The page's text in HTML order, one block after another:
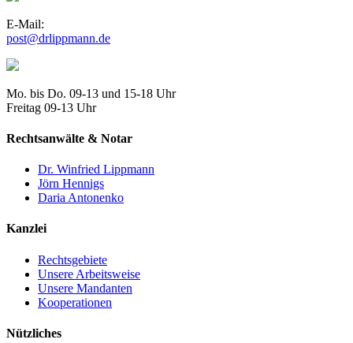
E-Mail:
post@drlippmann.de
Mo. bis Do. 09-13 und 15-18 Uhr
Freitag 09-13 Uhr
Rechtsanwälte & Notar
Dr. Winfried Lippmann
Jörn Hennigs
Daria Antonenko
Kanzlei
Rechtsgebiete
Unsere Arbeitsweise
Unsere Mandanten
Kooperationen
Nützliches